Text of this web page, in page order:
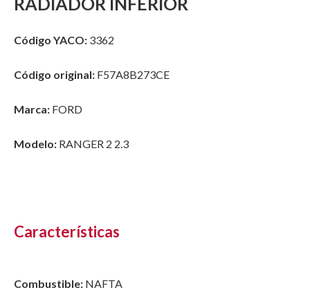
Código YACO: 3362
Código original: F57A8B273CE
Marca: FORD
Modelo: RANGER 2 2.3
Características
Combustible: NAFTA